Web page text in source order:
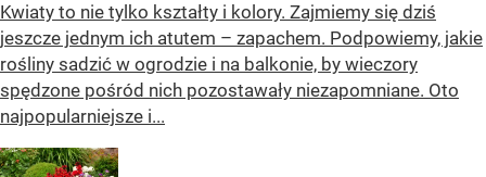
Kwiaty to nie tylko kształty i kolory. Zajmiemy się dziś
jeszcze jednym ich atutem – zapachem. Podpowiemy, jakie
rośliny sadzić w ogrodzie i na balkonie, by wieczory
spędzone pośród nich pozostawały niezapomniane. Oto
najpopularniejsze i...